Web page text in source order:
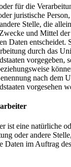
für die
juristische
Stelle, die
und Mittel
Daten entscheidet.
durch das
vorgegeben,
nach dem
vorgesehen
ist eine natürliche
oder andere
Daten im Auftrag